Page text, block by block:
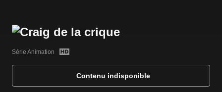
Série Animation
Contenu indisponible